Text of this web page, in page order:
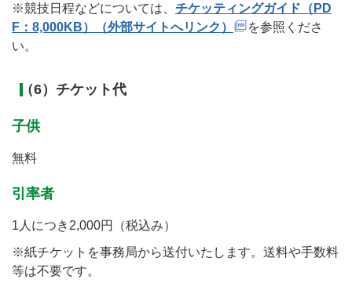
※競技日程などについては、 チケッティングガイド（PD
F：8,000KB）（外部サイトへリンク）
を参照くださ
い。
（6）チケット代
子供
無料
引率者
1人につき2,000円（税込み）
※紙チケットを事務局から送付いたします。送料や手数料
等は不要です。